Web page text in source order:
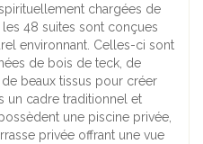
chargées de
48 suites sont conçues
environnant. Celles-ci sont
de bois de teck, de
beaux tissus pour créer
un cadre traditionnel et
une piscine privée,
privée offrant une vue